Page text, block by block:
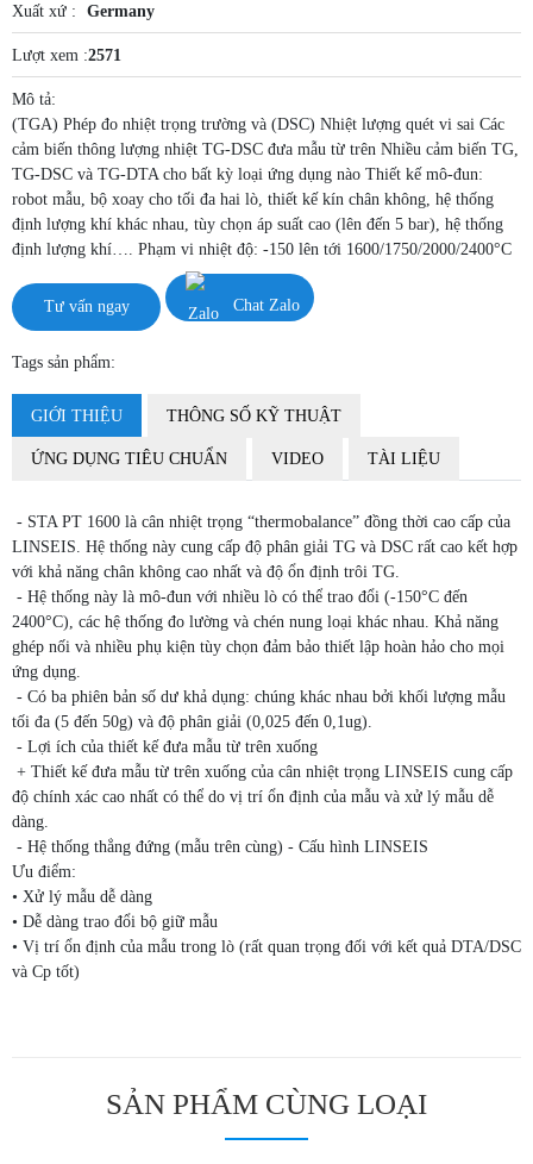
Xuất xứ : Germany
Lượt xem :2571
Mô tả:
(TGA) Phép đo nhiệt trọng trường và (DSC) Nhiệt lượng quét vi sai Các
cảm biến thông lượng nhiệt TG-DSC đưa mẫu từ trên Nhiều cảm biến TG,
TG-DSC và TG-DTA cho bất kỳ loại ứng dụng nào Thiết kế mô-đun:
robot mẫu, bộ xoay cho tối đa hai lò, thiết kế kín chân không, hệ thống
định lượng khí khác nhau, tùy chọn áp suất cao (lên đến 5 bar), hệ thống
định lượng khí…. Phạm vi nhiệt độ: -150 lên tới 1600/1750/2000/2400°C
Tư vấn ngay Chat Zalo
Tags sản phẩm:
GIỚI THIỆU THÔNG SỐ KỸ THUẬT
ỨNG DỤNG TIÊU CHUẨN VIDEO TÀI LIỆU
- STA PT 1600 là cân nhiệt trọng “thermobalance” đồng thời cao cấp của
LINSEIS. Hệ thống này cung cấp độ phân giải TG và DSC rất cao kết hợp
với khả năng chân không cao nhất và độ ổn định trôi TG.
- Hệ thống này là mô-đun với nhiều lò có thể trao đổi (-150°C đến
2400°C), các hệ thống đo lường và chén nung loại khác nhau. Khả năng
ghép nối và nhiều phụ kiện tùy chọn đảm bảo thiết lập hoàn hảo cho mọi
ứng dụng.
- Có ba phiên bản số dư khả dụng: chúng khác nhau bởi khối lượng mẫu
tối đa (5 đến 50g) và độ phân giải (0,025 đến 0,1ug).
- Lợi ích của thiết kế đưa mẫu từ trên xuống
+ Thiết kế đưa mẫu từ trên xuống của cân nhiệt trọng LINSEIS cung cấp
độ chính xác cao nhất có thể do vị trí ổn định của mẫu và xử lý mẫu dễ
dàng.
- Hệ thống thẳng đứng (mẫu trên cùng) - Cấu hình LINSEIS
Ưu điểm:
• Xử lý mẫu dễ dàng
• Dễ dàng trao đổi bộ giữ mẫu
• Vị trí ổn định của mẫu trong lò (rất quan trọng đối với kết quả DTA/DSC
và Cp tốt)
SẢN PHẨM CÙNG LOẠI